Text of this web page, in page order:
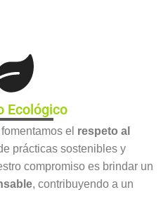
Ecológico
fomentamos el respeto al
prácticas sostenibles y
compromiso es brindar un
, contribuyendo a un